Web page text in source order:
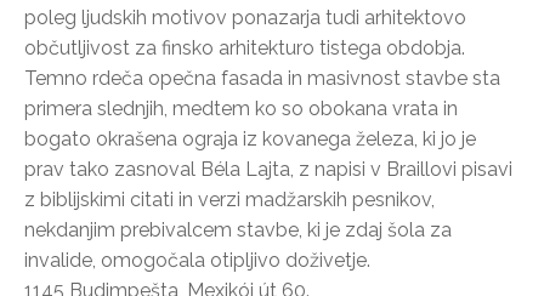
poleg ljudskih motivov ponazarja tudi arhitektovo
občutljivost za finsko arhitekturo tistega obdobja.
Temno rdeča opečna fasada in masivnost stavbe sta
primera slednjih, medtem ko so obokana vrata in
bogato okrašena ograja iz kovanega železa, ki jo je
prav tako zasnoval Béla Lajta, z napisi v Braillovi pisavi
z biblijskimi citati in verzi madžarskih pesnikov,
nekdanjim prebivalcem stavbe, ki je zdaj šola za
invalide, omogočala otipljivo doživetje.
1145 Budimpešta, Mexikói út 60.